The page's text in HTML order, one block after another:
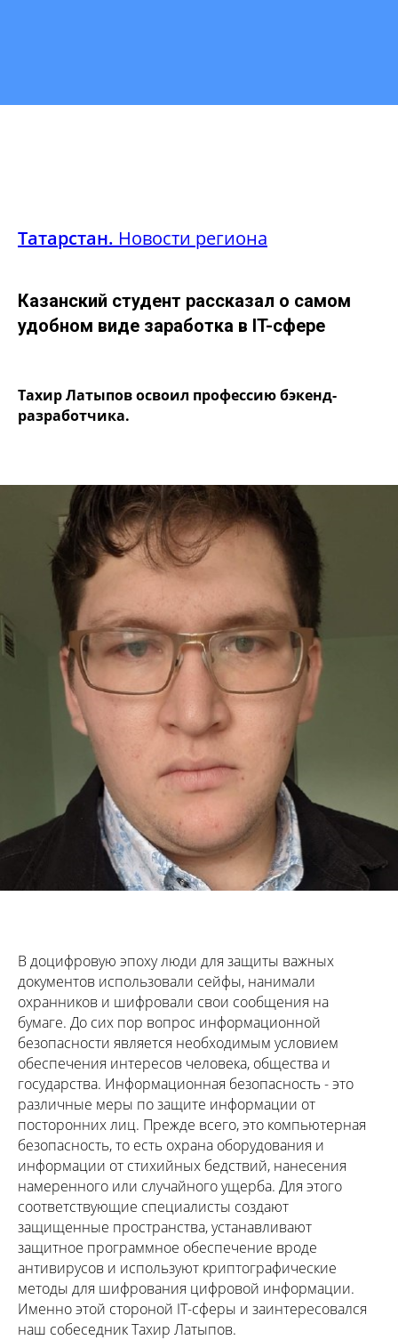
Татарстан. Новости региона
Казанский студент рассказал о самом
удобном виде заработка в IT-сфере
Тахир Латыпов освоил профессию бэкенд-
разработчика.
В доцифровую эпоху люди для защиты важных
документов использовали сейфы, нанимали
охранников и шифровали свои сообщения на
бумаге. До сих пор вопрос информационной
безопасности является необходимым условием
обеспечения интересов человека, общества и
государства. Информационная безопасность - это
различные меры по защите информации от
посторонних лиц. Прежде всего, это компьютерная
безопасность, то есть охрана оборудования и
информации от стихийных бедствий, нанесения
намеренного или случайного ущерба. Для этого
соответствующие специалисты создают
защищенные пространства, устанавливают
защитное программное обеспечение вроде
антивирусов и используют криптографические
методы для шифрования цифровой информации.
Именно этой стороной IT-сферы и заинтересовался
наш собеседник Тахир Латыпов.